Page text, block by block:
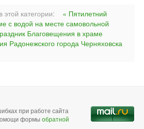
категории:
« Пятилетний
с водой на месте самовольной
Благовещения в храме
Радонежского города Черняховска
при работе сайта
формы обратной